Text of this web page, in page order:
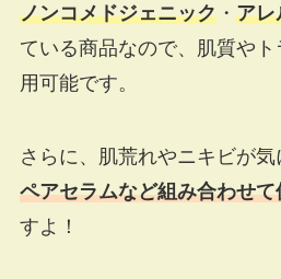
ノンコメドジェニック・ アレ
ている商品なので、肌質や
用可能です。
さらに、肌荒れやニキビが
ペアセラムなど組み合わせ
すよ！